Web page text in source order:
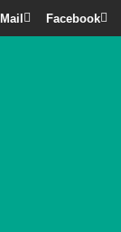
Facebook